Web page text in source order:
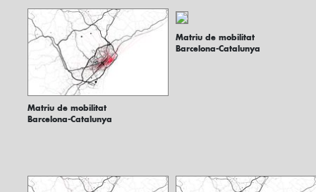
Matriu de mobilitat
Barcelona-Catalunya
Matriu de mobilitat
Barcelona-Catalunya